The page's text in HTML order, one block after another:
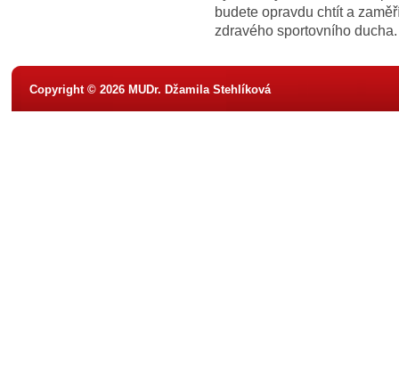
budete opravdu chtít a
zdravého sportovního ducha.
Copyright © 2026 MUDr. Džamila Stehlíková